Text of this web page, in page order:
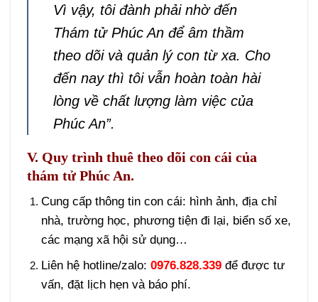
Vì vậy, tôi đành phải nhờ đến
Thám tử Phúc An để âm thầm
theo dõi và quản lý con từ xa. Cho
đến nay thì tôi vẫn hoàn toàn hài
lòng về chất lượng làm việc của
Phúc An”.
V. Quy trình thuê theo dõi con cái của
thám tử Phúc An.
Cung cấp thông tin con cái: hình ảnh, địa chỉ
nhà, trường học, phương tiện đi lại, biển số xe,
các mạng xã hội sử dụng…
Liên hệ hotline/zalo: 0976.828.339để được tư
vấn, đặt lịch hẹn và báo phí.